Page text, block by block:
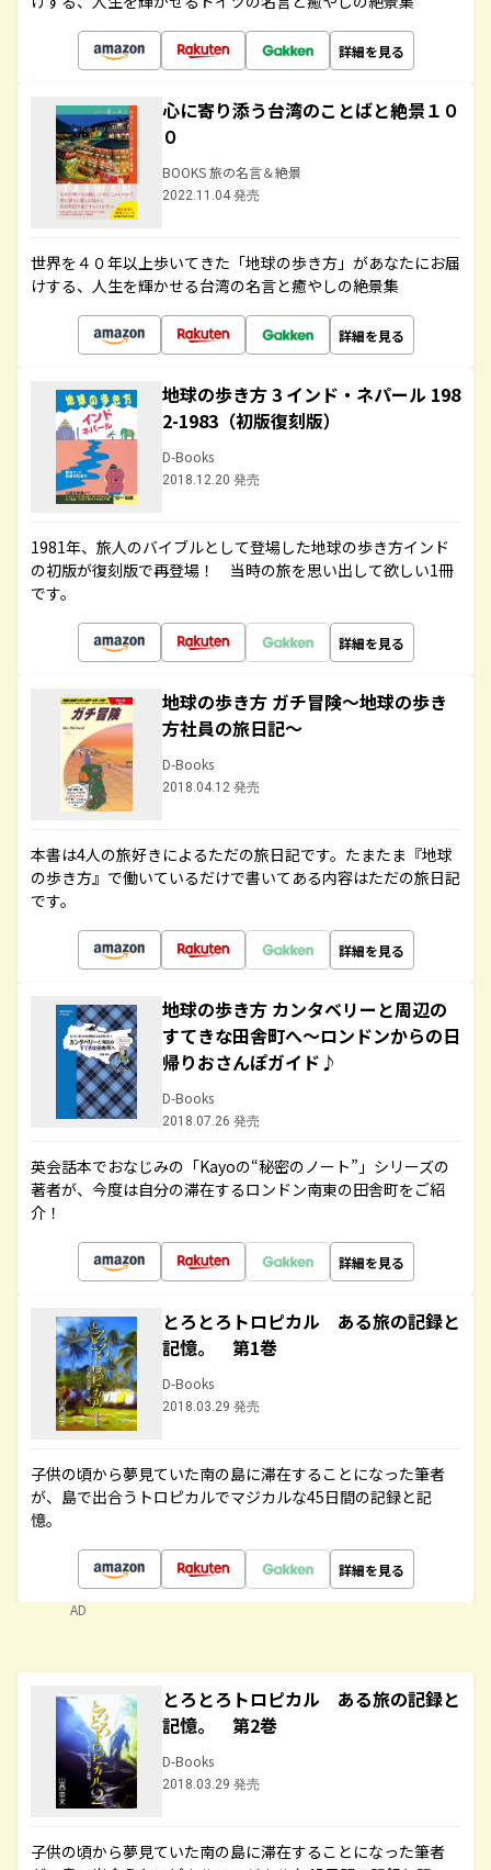
詳細を見る
心に寄り添う台湾のことばと絶景１０
０
BOOKS 旅の名言＆絶景
2022.11.04 発売
世界を４０年以上歩いてきた「地球の歩き方」があなたにお届
けする、人生を輝かせる台湾の名言と癒やしの絶景集
詳細を見る
地球の歩き方 3 インド・ネパール 198
2-1983（初版復刻版）
D-Books
2018.12.20 発売
1981年、旅人のバイブルとして登場した地球の歩き方インド
の初版が復刻版で再登場！ 当時の旅を思い出して欲しい1冊
です。
詳細を見る
地球の歩き方 ガチ冒険～地球の歩き
方社員の旅日記～
D-Books
2018.04.12 発売
本書は4人の旅好きによるただの旅日記です。たまたま『地球
の歩き方』で働いているだけで書いてある内容はただの旅日記
です。
詳細を見る
地球の歩き方 カンタベリーと周辺の
すてきな田舎町へ～ロンドンからの日
帰りおさんぽガイド♪
D-Books
2018.07.26 発売
英会話本でおなじみの「Kayoの“秘密のノート”」シリーズの
著者が、今度は自分の滞在するロンドン南東の田舎町をご紹
介！
詳細を見る
とろとろトロピカル ある旅の記録と
記憶。 第1巻
D-Books
2018.03.29 発売
子供の頃から夢見ていた南の島に滞在することになった筆者
が、島で出合うトロピカルでマジカルな45日間の記録と記
憶。
詳細を見る
AD
とろとろトロピカル ある旅の記録と
記憶。 第2巻
D-Books
2018.03.29 発売
子供の頃から夢見ていた南の島に滞在することになった筆者